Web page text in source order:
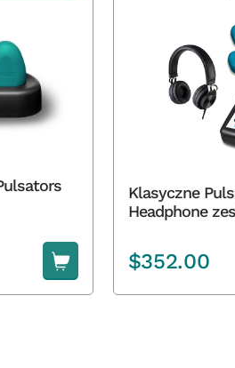
Klasyczne
Headphone
$352.00